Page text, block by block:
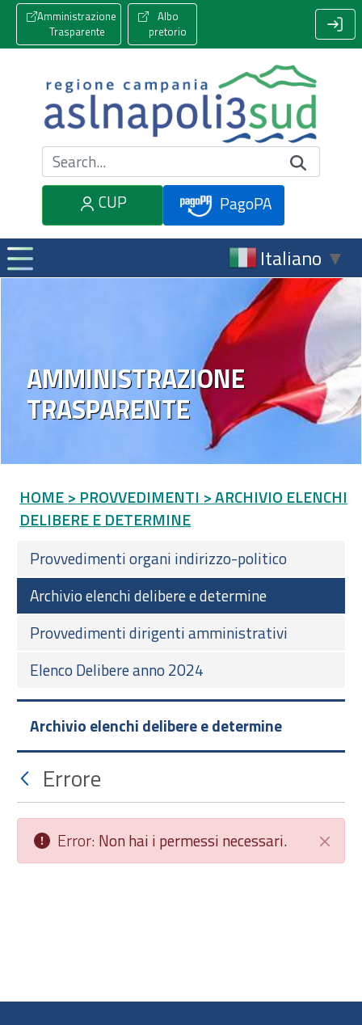
Amministrazione
Trasparente
Albo
pretorio
Cerca nel sito
CUP
PagoPA
Italiano ▼
AMMINISTRAZIONE
TRASPARENTE
HOME > PROVVEDIMENTI > ARCHIVIO ELENCHI
DELIBERE E DETERMINE
Provvedimenti organi indirizzo-politico
Archivio elenchi delibere e determine
Provvedimenti dirigenti amministrativi
Elenco Delibere anno 2024
Archivio elenchi delibere e determine
Errore
Chiudi
Error: Non hai i permessi necessari.